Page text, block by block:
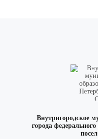
Внутригородское
города